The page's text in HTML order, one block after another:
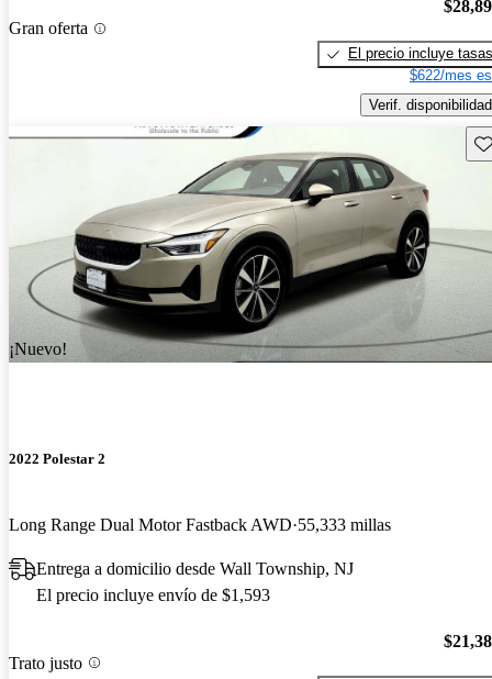
Gran oferta
El precio incluye tasas
$622/mes
Verif. disponibilidad
¡Nuevo!
2022 Polestar 2
Long Range Dual Motor Fastback AWD 55,333 millas
Entrega a domicilio desde Wall Township, NJ
El precio incluye envío de $1,593
Trato justo